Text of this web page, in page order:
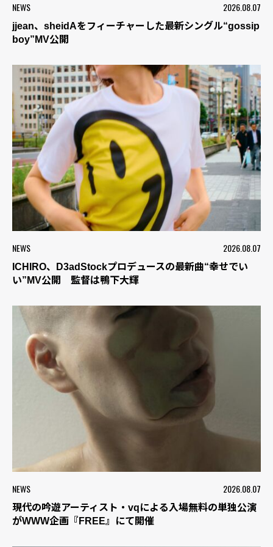
NEWS 2026.08.07
jjean、sheidAをフィーチャーした最新シングル“gossip
boy”MV公開
NEWS 2026.08.07
ICHIRO、D3adStockプロデュースの最新曲“幸せでい
い”MV公開 監督は鴨下大輝
NEWS 2026.08.07
現代の吟遊アーティスト・vqによる入場無料の単独公演
がWWW企画『FREE』にて開催